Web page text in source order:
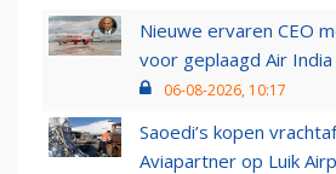
Nieuwe ervaren CEO
voor geplaagd Air India
06-08-2026, 10:17
Saoedi’s kopen
Aviapartner op Luik